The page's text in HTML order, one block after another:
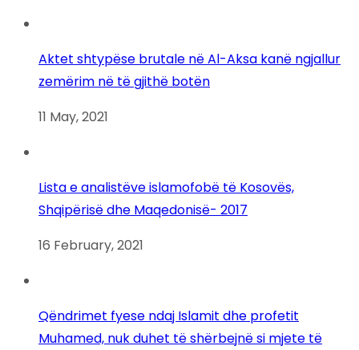
Aktet shtypëse brutale në Al-Aksa kanë ngjallur
zemërim në të gjithë botën
11 May, 2021
Lista e analistëve islamofobë të Kosovës,
Shqipërisë dhe Maqedonisë- 2017
16 February, 2021
Qëndrimet fyese ndaj Islamit dhe profetit
Muhamed, nuk duhet të shërbejnë si mjete të